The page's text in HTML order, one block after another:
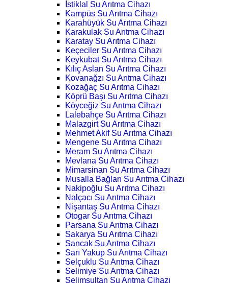
İstiklal Su Arıtma Cihazı
Kampüs Su Arıtma Cihazı
Karahüyük Su Arıtma Cihazı
Karakulak Su Arıtma Cihazı
Karatay Su Arıtma Cihazı
Keçeciler Su Arıtma Cihazı
Keykubat Su Arıtma Cihazı
Kılıç Aslan Su Arıtma Cihazı
Kovanağzı Su Arıtma Cihazı
Kozağaç Su Arıtma Cihazı
Köprü Başı Su Arıtma Cihazı
Köyceğiz Su Arıtma Cihazı
Lalebahçe Su Arıtma Cihazı
Malazgirt Su Arıtma Cihazı
Mehmet Akif Su Arıtma Cihazı
Mengene Su Arıtma Cihazı
Meram Su Arıtma Cihazı
Mevlana Su Arıtma Cihazı
Mimarsinan Su Arıtma Cihazı
Musalla Bağları Su Arıtma Cihazı
Nakipoğlu Su Arıtma Cihazı
Nalçacı Su Arıtma Cihazı
Nişantaş Su Arıtma Cihazı
Otogar Su Arıtma Cihazı
Parsana Su Arıtma Cihazı
Sakarya Su Arıtma Cihazı
Sancak Su Arıtma Cihazı
Sarı Yakup Su Arıtma Cihazı
Selçuklu Su Arıtma Cihazı
Selimiye Su Arıtma Cihazı
Selimsultan Su Arıtma Cihazı